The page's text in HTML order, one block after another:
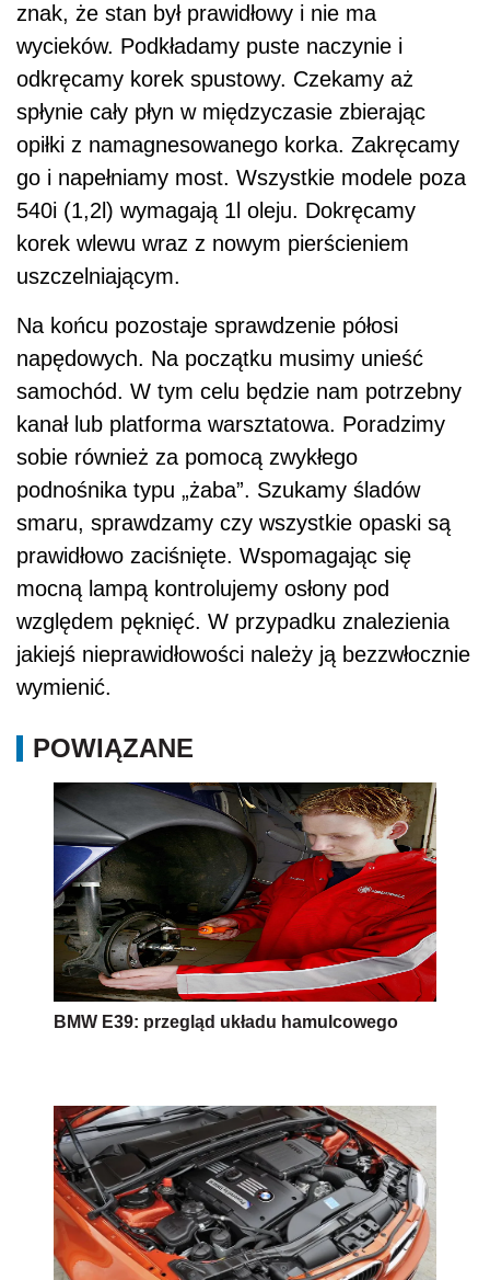
znak, że stan był prawidłowy i nie ma
wycieków. Podkładamy puste naczynie i
odkręcamy korek spustowy. Czekamy aż
spłynie cały płyn w międzyczasie zbierając
opiłki z namagnesowanego korka. Zakręcamy
go i napełniamy most. Wszystkie modele poza
540i (1,2l) wymagają 1l oleju. Dokręcamy
korek wlewu wraz z nowym pierścieniem
uszczelniającym.
Na końcu pozostaje sprawdzenie półosi
napędowych. Na początku musimy unieść
samochód. W tym celu będzie nam potrzebny
kanał lub platforma warsztatowa. Poradzimy
sobie również za pomocą zwykłego
podnośnika typu „żaba”. Szukamy śladów
smaru, sprawdzamy czy wszystkie opaski są
prawidłowo zaciśnięte. Wspomagając się
mocną lampą kontrolujemy osłony pod
względem pęknięć. W przypadku znalezienia
jakiejś nieprawidłowości należy ją bezzwłocznie
wymienić.
POWIĄZANE
BMW E39: przegląd układu hamulcowego